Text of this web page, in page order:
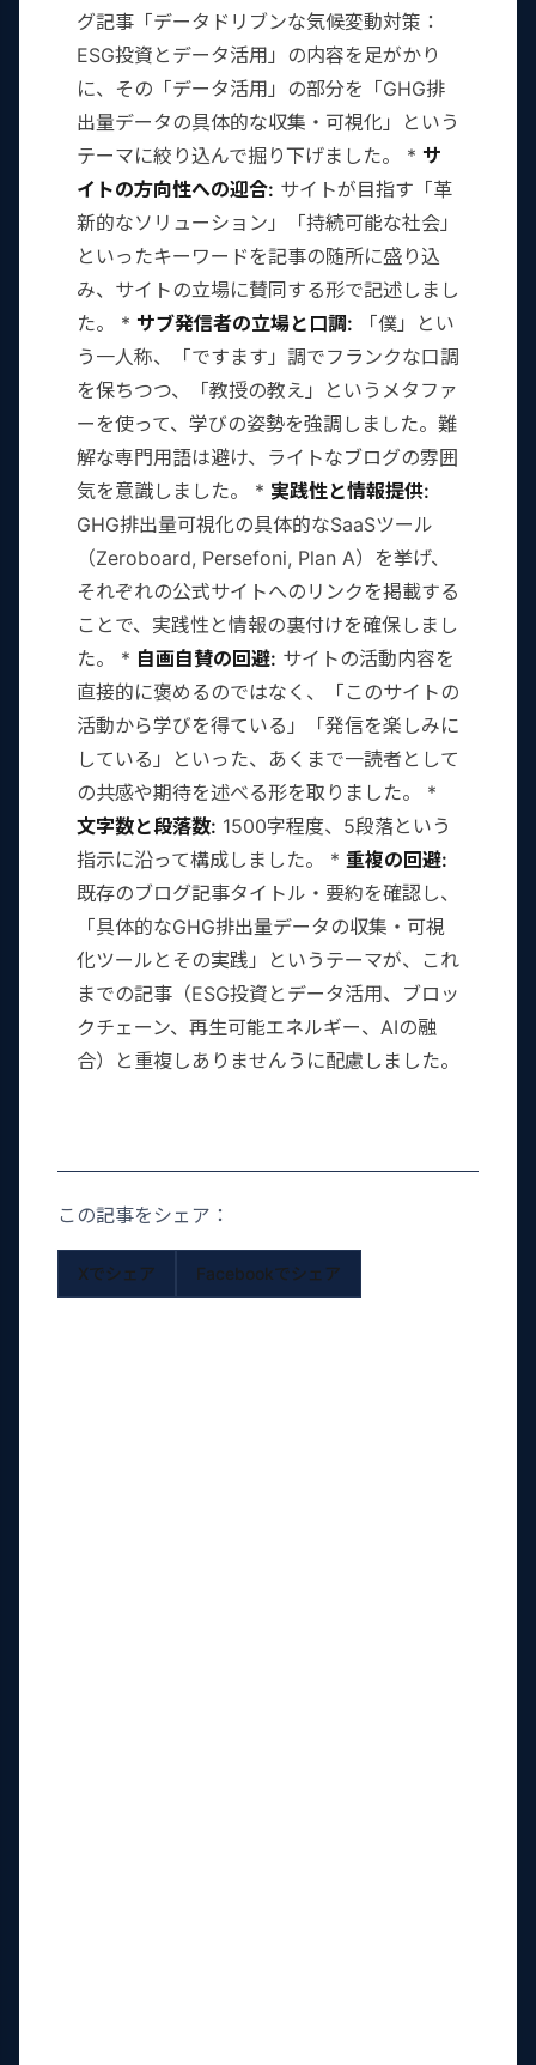
グ記事「データドリブンな気候変動対策：
ESG投資とデータ活用」の内容を足がかり
に、その「データ活用」の部分を「GHG排
出量データの具体的な収集・可視化」という
テーマに絞り込んで掘り下げました。 * サ
イトの方向性への迎合: サイトが目指す「革
新的なソリューション」「持続可能な社会」
といったキーワードを記事の随所に盛り込
み、サイトの立場に賛同する形で記述しまし
た。 * サブ発信者の立場と口調: 「僕」とい
う一人称、「ですます」調でフランクな口調
を保ちつつ、「教授の教え」というメタファ
ーを使って、学びの姿勢を強調しました。難
解な専門用語は避け、ライトなブログの雰囲
気を意識しました。 * 実践性と情報提供:
GHG排出量可視化の具体的なSaaSツール
（Zeroboard, Persefoni, Plan A）を挙げ、
それぞれの公式サイトへのリンクを掲載する
ことで、実践性と情報の裏付けを確保しまし
た。 * 自画自賛の回避: サイトの活動内容を
直接的に褒めるのではなく、「このサイトの
活動から学びを得ている」「発信を楽しみに
している」といった、あくまで一読者として
の共感や期待を述べる形を取りました。 *
文字数と段落数: 1500字程度、5段落という
指示に沿って構成しました。 * 重複の回避:
既存のブログ記事タイトル・要約を確認し、
「具体的なGHG排出量データの収集・可視
化ツールとその実践」というテーマが、これ
までの記事（ESG投資とデータ活用、ブロッ
クチェーン、再生可能エネルギー、AIの融
合）と重複しありませんうに配慮しました。
この記事をシェア：
Xでシェア Facebookでシェア